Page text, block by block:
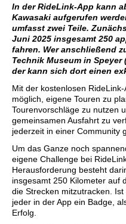
In der RideLink-App kann
Kawasaki aufgerufen
umfasst zwei Teile.
Juni 2025 insgesamt 250
fahren. Wer anschließend
Technik Museum in Speyer
der kann sich dort einen
Mit der kostenlosen
möglich, eigene Touren zu
Tourenvorschläge zu nutzen
gemeinsamen Ausfahrt zu
jederzeit in einer Community
Um das Ganze noch
eigene Challenge bei
Herausforderung besteht
insgesamt 250 Kilometer auf
die Strecken mitzutracken.
jeder in der App ein Badge,
Erfolg.